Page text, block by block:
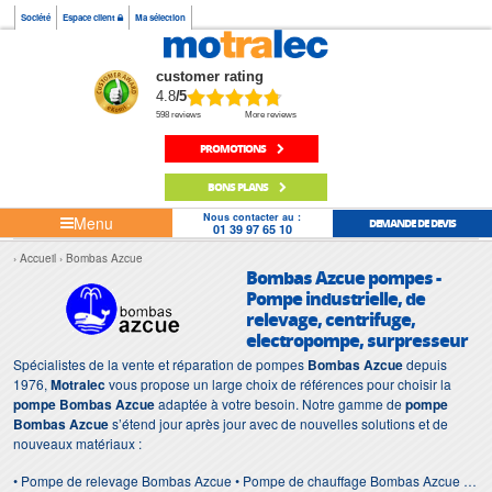
Société Espace client Ma sélection
customer rating
4.8/5
598 reviews More reviews
PROMOTIONS
BONS PLANS
Menu Nous contacter au :
01 39 97 65 10 DEMANDE DE DEVIS
Accueil Bombas Azcue
Bombas Azcue pompes -
Pompe industrielle, de
relevage, centrifuge,
electropompe, surpresseur
Spécialistes de la vente et réparation de pompes Bombas Azcuedepuis
1976, Motralecvous propose un large choix de références pour choisir la
pompe Bombas Azcueadaptée à votre besoin. Notre gamme depompe
Bombas Azcues’étend jour après jour avec de nouvelles solutions et de
nouveaux matériaux :
• Pompe de relevage Bombas Azcue • Pompe de chauffage Bombas Azcue •